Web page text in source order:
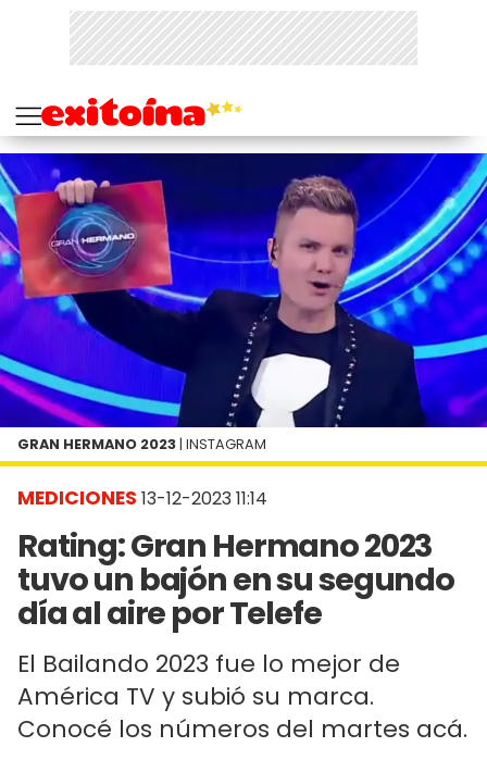
MEDICIONES 13-12-2023 11:14
Rating: Gran Hermano 2023
tuvo un bajón en su segundo
día al aire por Telefe
El Bailando 2023 fue lo mejor de
América TV y subió su marca.
Conocé los números del martes acá.
GRAN HERMANO 2023 | INSTAGRAM